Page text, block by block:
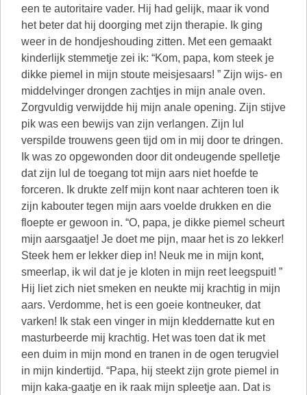
een te autoritaire vader. Hij had gelijk, maar ik vond
het beter dat hij doorging met zijn therapie. Ik ging
weer in de hondjeshouding zitten. Met een gemaakt
kinderlijk stemmetje zei ik: “Kom, papa, kom steek je
dikke piemel in mijn stoute meisjesaars! ” Zijn wijs- en
middelvinger drongen zachtjes in mijn anale oven.
Zorgvuldig verwijdde hij mijn anale opening. Zijn stijve
pik was een bewijs van zijn verlangen. Zijn lul
verspilde trouwens geen tijd om in mij door te dringen.
Ik was zo opgewonden door dit ondeugende spelletje
dat zijn lul de toegang tot mijn aars niet hoefde te
forceren. Ik drukte zelf mijn kont naar achteren toen ik
zijn kabouter tegen mijn aars voelde drukken en die
floepte er gewoon in. “O, papa, je dikke piemel scheurt
mijn aarsgaatje! Je doet me pijn, maar het is zo lekker!
Steek hem er lekker diep in! Neuk me in mijn kont,
smeerlap, ik wil dat je je kloten in mijn reet leegspuit! ”
Hij liet zich niet smeken en neukte mij krachtig in mijn
aars. Verdomme, het is een goeie kontneuker, dat
varken! Ik stak een vinger in mijn kleddernatte kut en
masturbeerde mij krachtig. Het was toen dat ik met
een duim in mijn mond en tranen in de ogen terugviel
in mijn kindertijd. “Papa, hij steekt zijn grote piemel in
mijn kaka-gaatje en ik raak mijn spleetje aan. Dat is